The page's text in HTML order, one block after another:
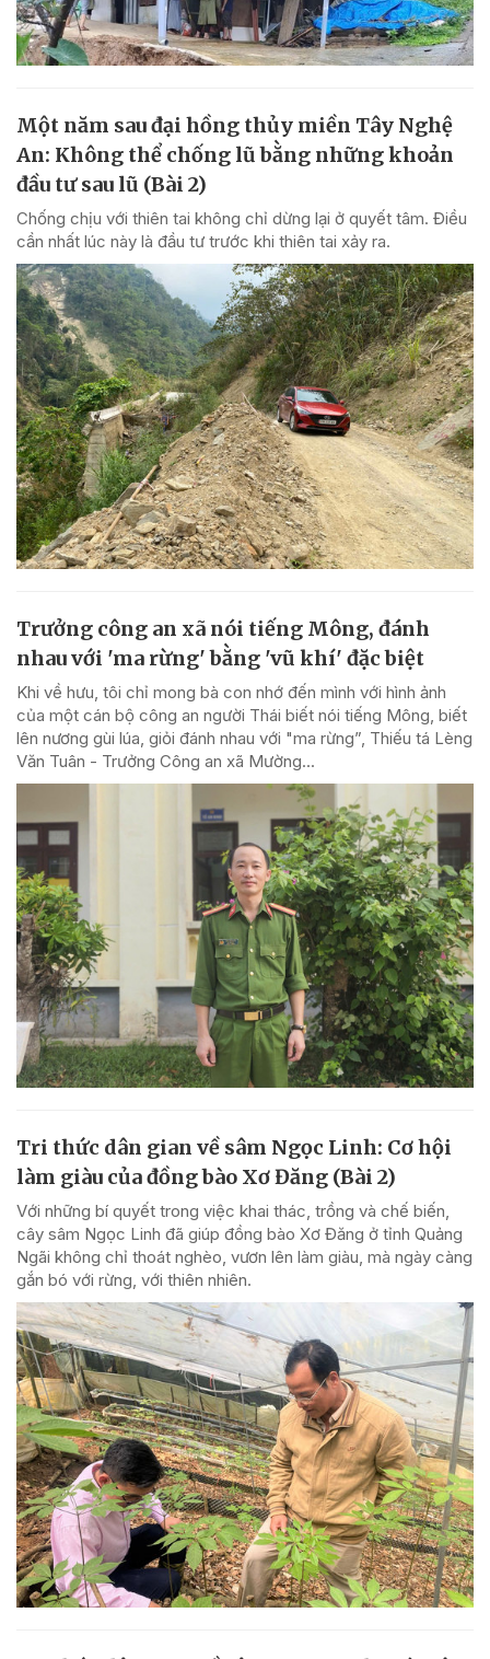
Một năm sau đại hồng thủy miền Tây Nghệ
An: Không thể chống lũ bằng những khoản
đầu tư sau lũ (Bài 2)
Chống chịu với thiên tai không chỉ dừng lại ở quyết tâm. Điều
cần nhất lúc này là đầu tư trước khi thiên tai xảy ra.
Trưởng công an xã nói tiếng Mông, đánh
nhau với 'ma rừng' bằng 'vũ khí' đặc biệt
Khi về hưu, tôi chỉ mong bà con nhớ đến mình với hình ảnh
của một cán bộ công an người Thái biết nói tiếng Mông, biết
lên nương gùi lúa, giỏi đánh nhau với "ma rừng”, Thiếu tá Lèng
Văn Tuân - Trưởng Công an xã Mường...
Tri thức dân gian về sâm Ngọc Linh: Cơ hội
làm giàu của đồng bào Xơ Đăng (Bài 2)
Với những bí quyết trong việc khai thác, trồng và chế biến,
cây sâm Ngọc Linh đã giúp đồng bào Xơ Đăng ở tỉnh Quảng
Ngãi không chỉ thoát nghèo, vươn lên làm giàu, mà ngày càng
gắn bó với rừng, với thiên nhiên.